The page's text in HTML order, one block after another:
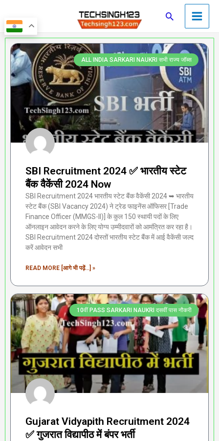
to
content
SearchMain
Menu
ALL INDIA SARKARI NAUKRI सभी राज्य जॉब्स
SBI Recruitment 2024 ✅ भारतीय स्टेट
बैंक वैकेंसी 2024 Now
SBI Recruitment 2024 भारतीय स्टेट बैंक वैकेंसी 2024 ➥ भारतीय
स्टेट बैंक (SBI Vacancy 2024) ने ट्रेड फाइनेंस ऑफिसर [Trade
Finance Officer (MMGS-II)] के कुल 150 स्थायी पदों के लिए
ऑनलाइन आवेदन करने के लिए योग्य उम्मीदवारों को आमंत्रित कर रहा है।
SBI Recruitment 2024 दोस्तों भारतीय स्टेट बैंक में आई वैकेंसी जल्द
करें आवेदन सभी
READ MORE [आगे भी पढ़ें...] »
10वीं PASS SARKARI NAUKRI दसवीं पास नौकरी
Gujarat Vidyapith Recruitment 2024
✅ गुजरात विद्यापीठ में बंपर भर्ती
PagePagePagePagePage